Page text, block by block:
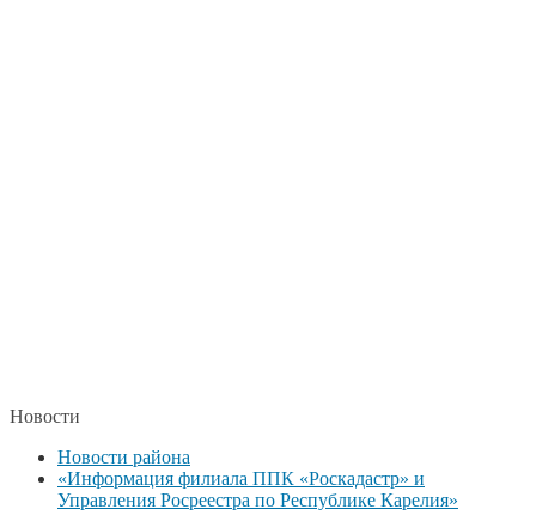
Новости
Новости района
«Информация филиала ППК «Роскадастр» и
Управления Росреестра по Республике Карелия»